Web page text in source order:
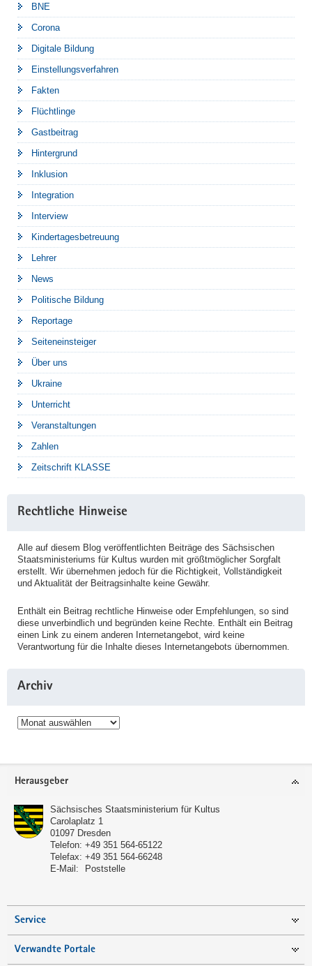
BNE
Corona
Digitale Bildung
Einstellungsverfahren
Fakten
Flüchtlinge
Gastbeitrag
Hintergrund
Inklusion
Integration
Interview
Kindertagesbetreuung
Lehrer
News
Politische Bildung
Reportage
Seiteneinsteiger
Über uns
Ukraine
Unterricht
Veranstaltungen
Zahlen
Zeitschrift KLASSE
Rechtliche Hinweise
Alle auf diesem Blog veröffentlichten Beiträge des Sächsischen
Staatsministeriums für Kultus wurden mit größtmöglicher Sorgfalt
erstellt. Wir übernehmen jedoch für die Richtigkeit, Vollständigkeit
und Aktualität der Beitragsinhalte keine Gewähr.
Enthält ein Beitrag rechtliche Hinweise oder Empfehlungen, so sind
diese unverbindlich und begründen keine Rechte. Enthält ein Beitrag
einen Link zu einem anderen Internetangebot, wird keine
Verantwortung für die Inhalte dieses Internetangebots übernommen.
Archiv
Archiv
Service
Herausgeber
Sächsisches Staatsministerium für Kultus
Carolaplatz 1
01097 Dresden
Telefon: +49 351 564-65122
Telefax: +49 351 564-66248
E-Mail:
Poststelle
Service
Verwandte Portale